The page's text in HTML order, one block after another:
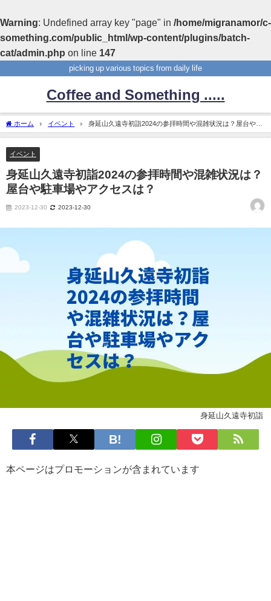
Warning: Undefined array key "page" in /home/migranamor/c-
something.com/public_html/wp-content/plugins/batch-
cat/admin.php on line 147
picking up various topics from daily life
Coffee and Something .....
ホーム イベント
身延山久遠寺初詣2024の参拝時間や混雑状況は？屋台や駐
車場やアクセスは？
イベント
身延山久遠寺初詣2024の参拝時間や混雑状況は？
屋台や駐車場やアクセスは？
2023-12-30 2023-12-30
身延山久遠寺初詣
本ページはプロモーションが含まれています